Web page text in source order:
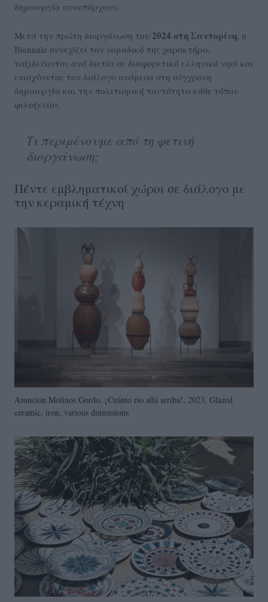
δημιουργία συνυπάρχουν.
Μετά την πρώτη διοργάνωση του 2024 στη Σαντορίνη, η
Biennale συνεχίζει τον νομαδικό της χαρακτήρα,
ταξιδεύοντας ανά διετία σε διαφορετικό ελληνικό νησί και
ενισχύοντας τον διάλογο ανάμεσα στη σύγχρονη
δημιουργία και την πολιτισμική ταυτότητα κάθε τόπου
φιλοξενίας.
Τι περιμένουμε από τη φετινή
διοργάνωση;
Πέντε εμβληματικοί χώροι σε διάλογο με
την κεραμική τέχνη
Asunción Molinos Gordo, ¡Cuánto río allá arriba!, 2023, Glazed
ceramic, iron, various dimensions